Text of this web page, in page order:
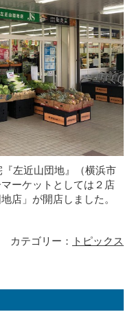
左近山団地』（横浜市
ーケットとしては２店
店」が開店しました。
カテゴリー： トピックス